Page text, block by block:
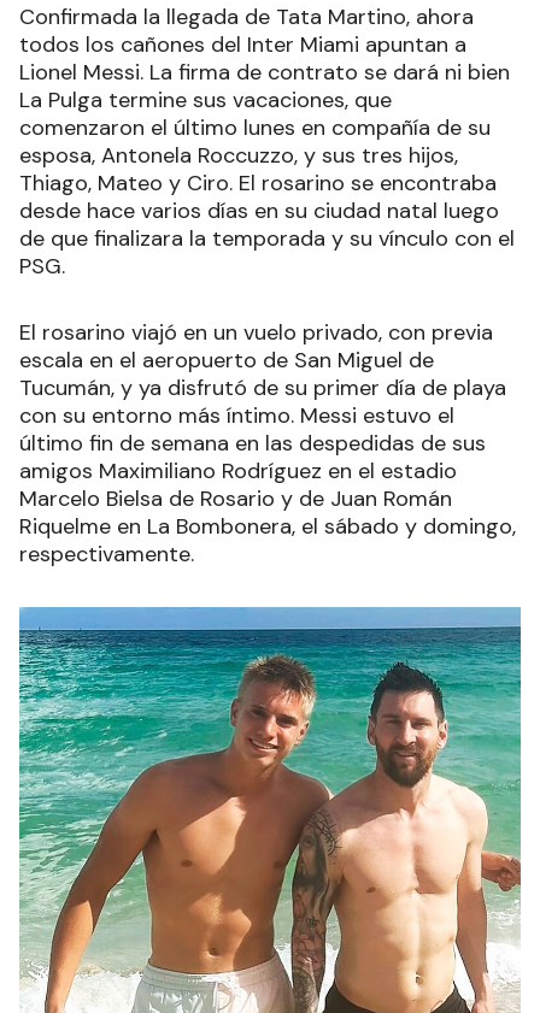
Confirmada la llegada de Tata Martino, ahora
todos los cañones del Inter Miami apuntan a
Lionel Messi. La firma de contrato se dará ni bien
La Pulga termine sus vacaciones, que
comenzaron el último lunes en compañía de su
esposa, Antonela Roccuzzo, y sus tres hijos,
Thiago, Mateo y Ciro. El rosarino se encontraba
desde hace varios días en su ciudad natal luego
de que finalizara la temporada y su vínculo con el
PSG.
El rosarino viajó en un vuelo privado, con previa
escala en el aeropuerto de San Miguel de
Tucumán, y ya disfrutó de su primer día de playa
con su entorno más íntimo. Messi estuvo el
último fin de semana en las despedidas de sus
amigos Maximiliano Rodríguez en el estadio
Marcelo Bielsa de Rosario y de Juan Román
Riquelme en La Bombonera, el sábado y domingo,
respectivamente.